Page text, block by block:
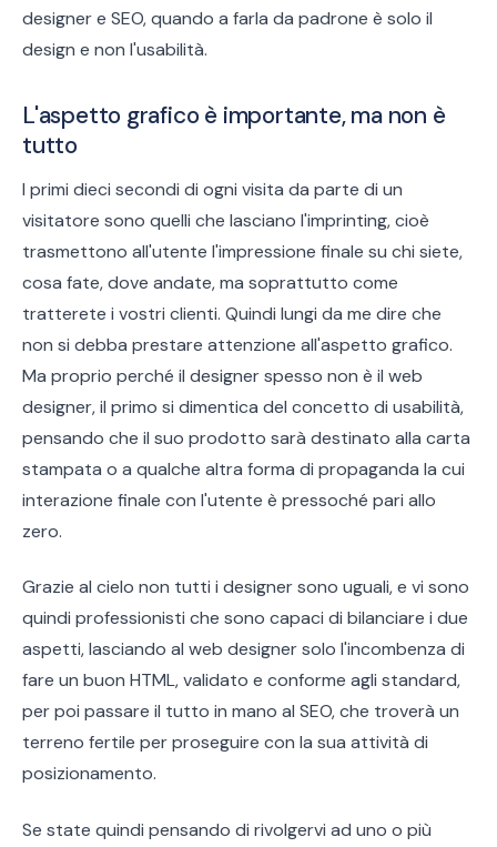
designer e SEO, quando a farla da padrone è solo il
design e non l'usabilità.
L'aspetto grafico è importante, ma non è
tutto
I primi dieci secondi di ogni visita da parte di un
visitatore sono quelli che lasciano l'imprinting, cioè
trasmettono all'utente l'impressione finale su chi siete,
cosa fate, dove andate, ma soprattutto come
tratterete i vostri clienti. Quindi lungi da me dire che
non si debba prestare attenzione all'aspetto grafico.
Ma proprio perché il designer spesso non è il web
designer, il primo si dimentica del concetto di usabilità,
pensando che il suo prodotto sarà destinato alla carta
stampata o a qualche altra forma di propaganda la cui
interazione finale con l'utente è pressoché pari allo
zero.
Grazie al cielo non tutti i designer sono uguali, e vi sono
quindi professionisti che sono capaci di bilanciare i due
aspetti, lasciando al web designer solo l'incombenza di
fare un buon HTML, validato e conforme agli standard,
per poi passare il tutto in mano al SEO, che troverà un
terreno fertile per proseguire con la sua attività di
posizionamento.
Se state quindi pensando di rivolgervi ad uno o più